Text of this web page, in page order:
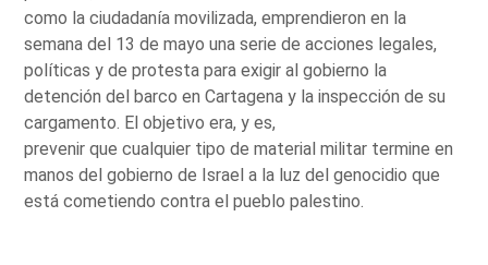
como la ciudadanía movilizada, emprendieron en la
semana del 13 de mayo una serie de acciones legales,
políticas y de protesta para exigir al gobierno la
detención del barco en Cartagena y la inspección de su
cargamento. El objetivo era, y es,
prevenir que cualquier tipo de material militar termine en
manos del gobierno de Israel a la luz del genocidio que
está cometiendo contra el pueblo palestino.